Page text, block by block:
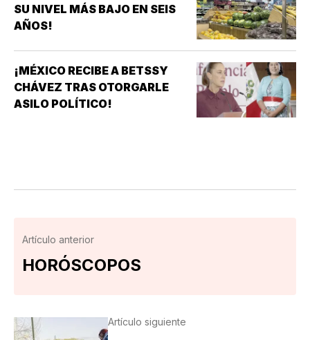
SU NIVEL MÁS BAJO EN SEIS
AÑOS!
¡MÉXICO RECIBE A BETSSY
CHÁVEZ TRAS OTORGARLE
ASILO POLÍTICO!
Artículo anterior
HORÓSCOPOS
Artículo siguiente